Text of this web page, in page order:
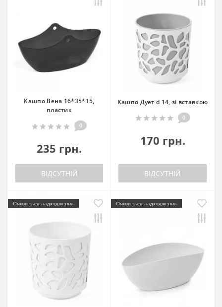
Кашпо Вена 16*35*15,
пластик
0
235 грн.
ВІДСУТНІЙ
Кашпо Дует d 14, зі вставкою
0
170 грн.
ВІДСУТНІЙ
Очікується надходження Очікується надходження